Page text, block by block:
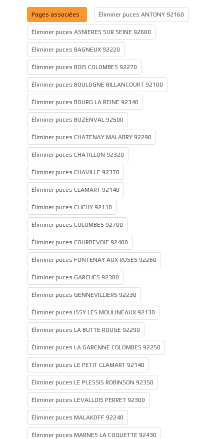
Pages associées : Éliminer puces ANTONY 92160
Éliminer puces ASNIERES SUR SEINE 92600
Éliminer puces BAGNEUX 92220
Éliminer puces BOIS COLOMBES 92270
Éliminer puces BOULOGNE BILLANCOURT 92100
Éliminer puces BOURG LA REINE 92340
Éliminer puces BUZENVAL 92500
Éliminer puces CHATENAY MALABRY 92290
Éliminer puces CHATILLON 92320
Éliminer puces CHAVILLE 92370
Éliminer puces CLAMART 92140
Éliminer puces CLICHY 92110
Éliminer puces COLOMBES 92700
Éliminer puces COURBEVOIE 92400
Éliminer puces FONTENAY AUX ROSES 92260
Éliminer puces GARCHES 92380
Éliminer puces GENNEVILLIERS 92230
Éliminer puces ISSY LES MOULINEAUX 92130
Éliminer puces LA BUTTE ROUGE 92290
Éliminer puces LA GARENNE COLOMBES 92250
Éliminer puces LE PETIT CLAMART 92140
Éliminer puces LE PLESSIS ROBINSON 92350
Éliminer puces LEVALLOIS PERRET 92300
Éliminer puces MALAKOFF 92240
Éliminer puces MARNES LA COQUETTE 92430